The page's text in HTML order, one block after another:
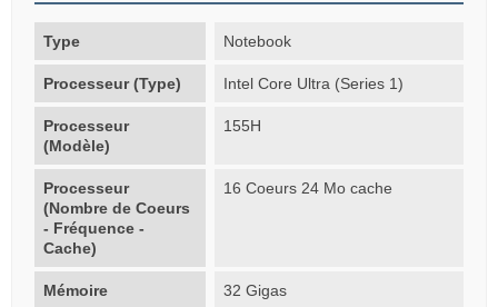
Type Notebook
Processeur (Type) Intel Core Ultra (Series 1)
Processeur
(Modèle)
155H
Processeur
(Nombre de Coeurs
- Fréquence -
Cache)
16 Coeurs 24 Mo cache
Mémoire 32 Gigas